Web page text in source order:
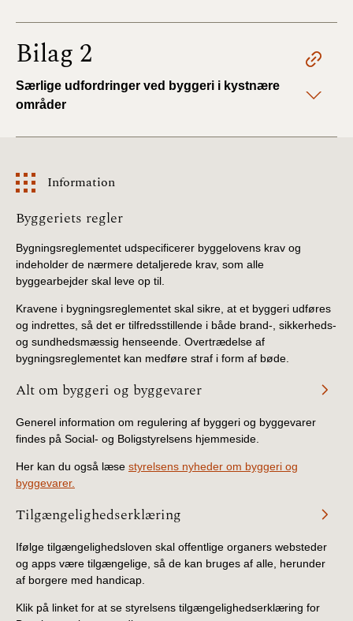
Bilag 2
Særlige udfordringer ved byggeri i kystnære
områder
Information
Information
Byggeriets regler
Bygningsreglementet udspecificerer byggelovens krav og
indeholder de nærmere detaljerede krav, som alle
byggearbejder skal leve op til.
Kravene i bygningsreglementet skal sikre, at et byggeri udføres
og indrettes, så det er tilfredsstillende i både brand-, sikkerheds-
og sundhedsmæssig henseende. Overtrædelse af
bygningsreglementet kan medføre straf i form af bøde.
Alt om byggeri og byggevarer
Generel information om regulering af byggeri og byggevarer
findes på Social- og Boligstyrelsens hjemmeside.
Her kan du også læse styrelsens nyheder om byggeri og
byggevarer.
Tilgængelighedserklæring
Ifølge tilgængelighedsloven skal offentlige organers websteder
og apps være tilgængelige, så de kan bruges af alle, herunder
af borgere med handicap.
Klik på linket for at se styrelsens tilgængelighedserklæring for